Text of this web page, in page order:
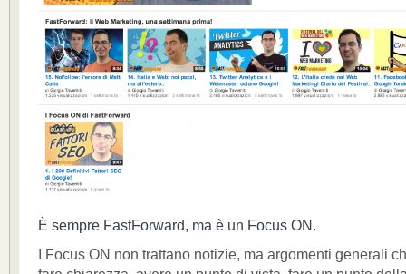
È sempre FastForward, ma è un Focus ON.
I Focus ON non trattano notizie, ma argomenti generali